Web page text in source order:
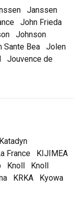
Janssen
John Frieda
Johnson
Sante Bea
Jolen
Jouvence de
Katadyn
France
KIJIMEA
Knoll
Knoll
KRKA
Kyowa